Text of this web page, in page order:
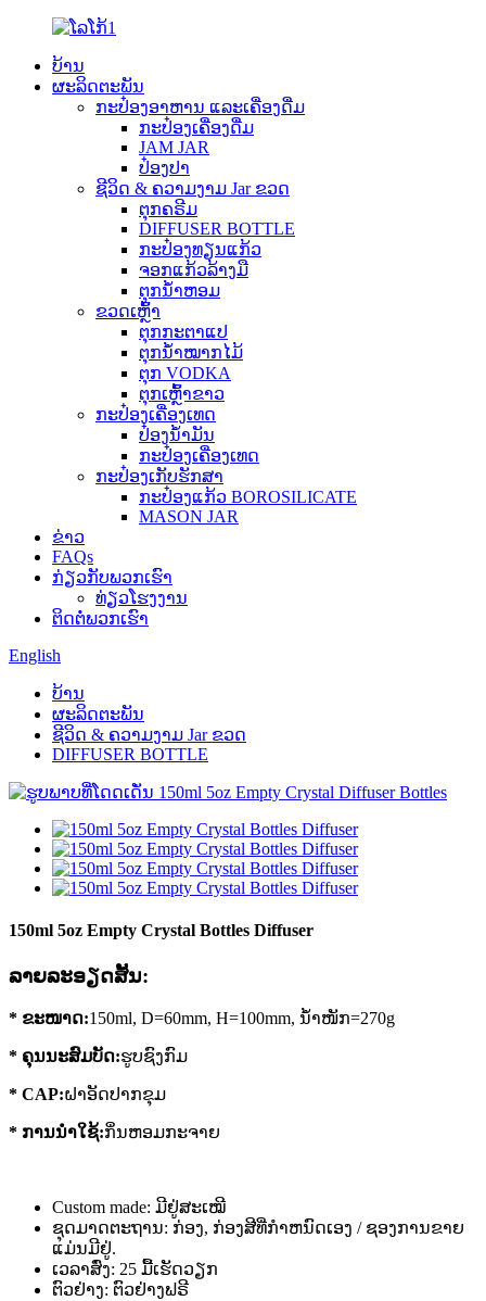
ບ້ານ
ຜະລິດຕະພັນ
ກະປ໋ອງອາຫານ ແລະເຄື່ອງດື່ມ
ກະປ໋ອງເຄື່ອງດື່ມ
JAM JAR
ປ໋ອງປາ
ຊີວິດ & ຄວາມງາມ Jar ຂວດ
ຕຸກຄຣີມ
DIFFUSER BOTTLE
ກະປ໋ອງທຽນແກ້ວ
ຈອກແກ້ວລ້າງມື
ຕຸກນ້ຳຫອມ
ຂວດເຫຼົ້າ
ຕຸກກະຕາແປ
ຕຸກນ້ຳໝາກໄມ້
ຕຸກ VODKA
ຕຸກເຫຼົ້າຂາວ
ກະປ໋ອງເຄື່ອງເທດ
ປ໋ອງນ້ຳມັນ
ກະປ໋ອງເຄື່ອງເທດ
ກະປ໋ອງເກັບຮັກສາ
ກະປ໋ອງແກ້ວ BOROSILICATE
MASON JAR
ຂ່າວ
FAQs
ກ່ຽວ​ກັບ​ພວກ​ເຮົາ
ທ່ຽວໂຮງງານ
ຕິດ​ຕໍ່​ພວກ​ເຮົາ
English
ບ້ານ
ຜະລິດຕະພັນ
ຊີວິດ & ຄວາມງາມ Jar ຂວດ
DIFFUSER BOTTLE
150ml 5oz Empty Crystal Bottles Diffuser
ລາຍ​ລະ​ອຽດ​ສັ້ນ​:
* ຂະໜາດ:150ml, D=60mm, H=100mm, ນໍ້າໜັກ=270g
* ຄຸນ​ນະ​ສົມ​ບັດ:ຮູບຊົງກົມ
* CAP:ຝາອັດປາກຂຸມ
* ການ​ນໍາ​ໃຊ້​:ກິ່ນຫອມກະຈາຍ
Custom made: ມີຢູ່ສະເໝີ
ຊຸດມາດຕະຖານ: ກ່ອງ, ກ່ອງສີທີ່ກໍາຫນົດເອງ / ຊອງການຂາຍ
ແມ່ນມີຢູ່.
ເວລາສົ່ງ: 25 ມື້ເຮັດວຽກ
ຕົວຢ່າງ: ຕົວຢ່າງຟຣີ